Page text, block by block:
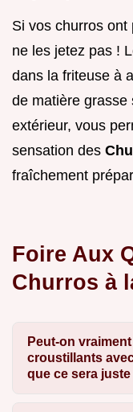
Si vos churros ont
ne les jetez pas !
dans la friteuse à
de matière grasse
extérieur, vous
sensation des
fraîchement
Foire Aux
Churros à
Peut-on
croustillants
que ce sera